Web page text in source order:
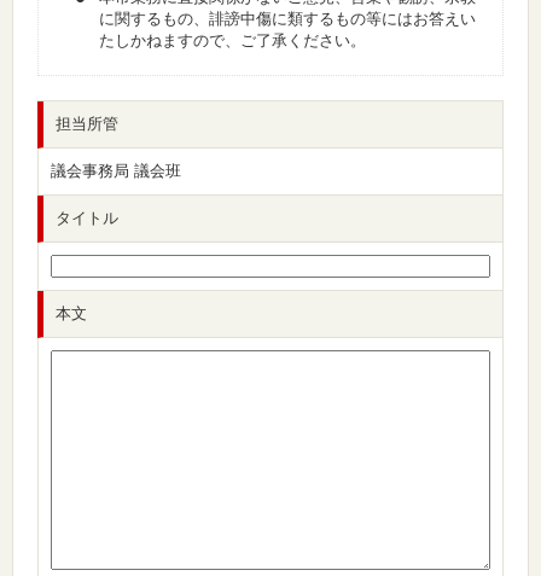
に関するもの、誹謗中傷に類するもの等にはお答えい
たしかねますので、ご了承ください。
担当所管
議会事務局 議会班
タイトル
本文